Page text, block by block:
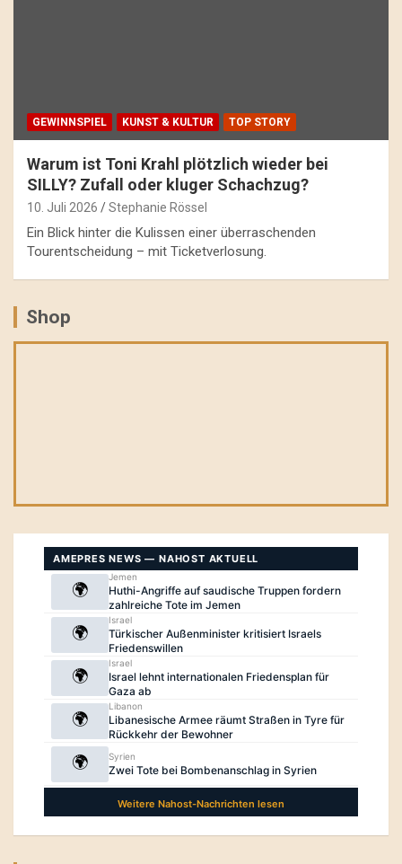
GEWINNSPIEL KUNST & KULTUR TOP STORY
Warum ist Toni Krahl plötzlich wieder bei
SILLY? Zufall oder kluger Schachzug?
10. Juli 2026 Stephanie Rössel
Ein Blick hinter die Kulissen einer überraschenden
Tourentscheidung – mit Ticketverlosung.
Shop